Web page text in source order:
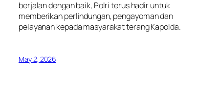
berjalan dengan baik, Polri terus hadir untuk
memberikan perlindungan, pengayoman dan
pelayanan kepada masyarakat terang Kapolda.
May 2, 2026